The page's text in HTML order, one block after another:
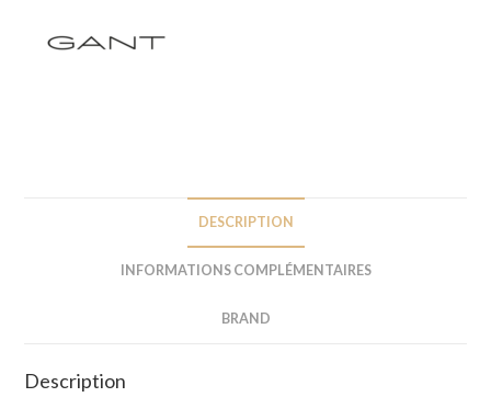
DESCRIPTION
INFORMATIONS COMPLÉMENTAIRES
BRAND
Description